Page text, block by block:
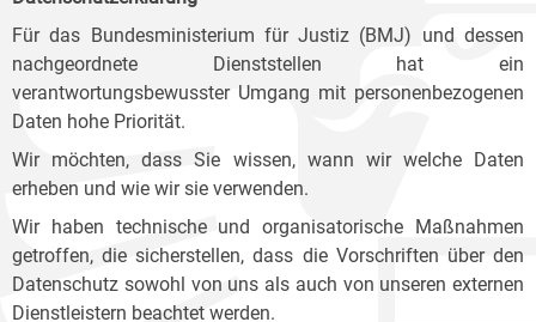
Für das Bundesministerium für Justiz (BMJ) und dessen
nachgeordnete Dienststellen hat ein
verantwortungsbewusster Umgang mit personenbezogenen
Daten hohe Priorität.
Wir möchten, dass Sie wissen, wann wir welche Daten
erheben und wie wir sie verwenden.
Wir haben technische und organisatorische Maßnahmen
getroffen, die sicherstellen, dass die Vorschriften über den
Datenschutz sowohl von uns als auch von unseren externen
Dienstleistern beachtet werden.